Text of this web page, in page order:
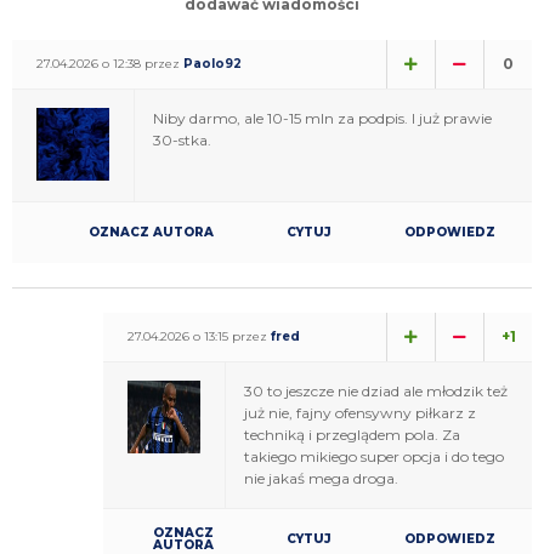
dodawać wiadomości
27.04.2026 o 12:38 przez Paolo92 0
Niby darmo, ale 10-15 mln za podpis. I już prawie
30-stka.
OZNACZ AUTORA CYTUJ ODPOWIEDZ
27.04.2026 o 13:15 przez fred +1
30 to jeszcze nie dziad ale młodzik też
już nie, fajny ofensywny piłkarz z
techniką i przeglądem pola. Za
takiego mikiego super opcja i do tego
nie jakaś mega droga.
OZNACZ
AUTORA CYTUJ ODPOWIEDZ